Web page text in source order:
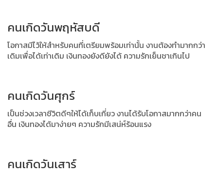
คนเกิดวันพฤหัสบดี
โอกาสมีไว้ให้สำหรับคนที่เตรียมพร้อมเท่านั้น งานต้องทำมากกว่า
เดิมเพื่อได้เท่าเดิม เงินทองยังดียังได้ ความรักเย็นชาเกินไป
คนเกิดวันศุกร์
เป็นช่วงเวลาชีวิตดีๆให้ได้เก็บเกี่ยว งานได้รับโอกาสมากกว่าคน
อื่น เงินทองได้มาง่ายๆ ความรักมีเสน่ห์ร้อนแรง
คนเกิดวันเสาร์